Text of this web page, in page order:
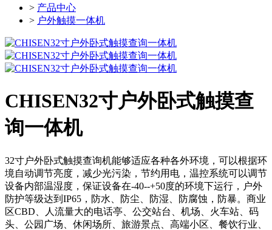
> 产品中心
> 户外触摸一体机
CHISEN32寸户外卧式触摸查
询一体机
32寸户外卧式触摸查询机能够适应各种各外环境，可以根据环
境自动调节亮度，减少光污染，节约用电，温控系统可以调节
设备内部温湿度，保证设备在-40--+50度的环境下运行，户外
防护等级达到IP65，防水、防尘、防湿、防腐蚀，防暴。商业
区CBD、人流量大的电话亭、公交站台、机场、火车站、码
头、公园广场、休闲场所、旅游景点、高端小区、餐饮行业、